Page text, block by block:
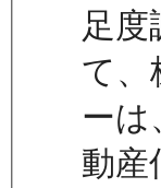
足度
て、
ーは
動産